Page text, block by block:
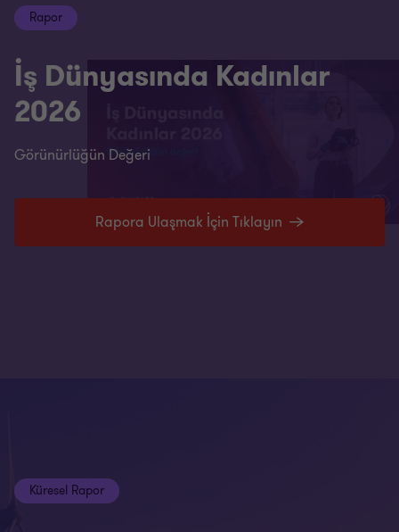
Rapor
İş Dünyasında Kadınlar
2026
Görünürlüğün Değeri
Rapora Ulaşmak İçin Tıklayın
Küresel Rapor